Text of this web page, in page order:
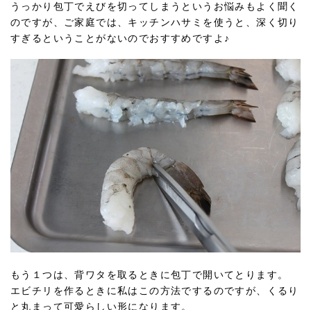
うっかり包丁でえびを切ってしまうというお悩みもよく聞く
のですが、ご家庭では、キッチンハサミを使うと、深く切り
すぎるということがないのでおすすめですよ♪
もう１つは、背ワタを取るときに包丁で開いてとります。
エビチリを作るときに私はこの方法でするのですが、くるり
と丸まって可愛らしい形になります。